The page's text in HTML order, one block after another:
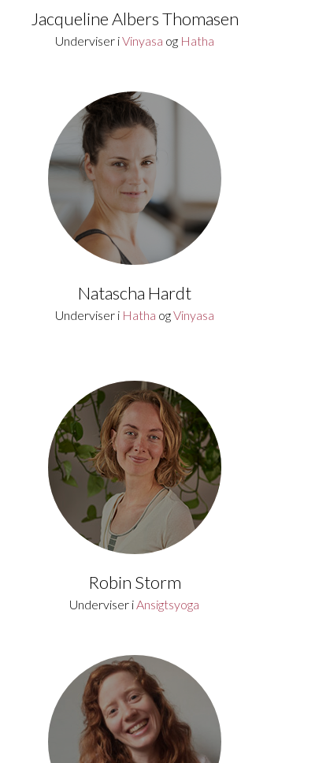
Jacqueline Albers Thomasen
Underviser iVinyasa og Hatha
Natascha Hardt
Underviser i Hatha ogVinyasa
Robin Storm
Underviser iAnsigtsyoga